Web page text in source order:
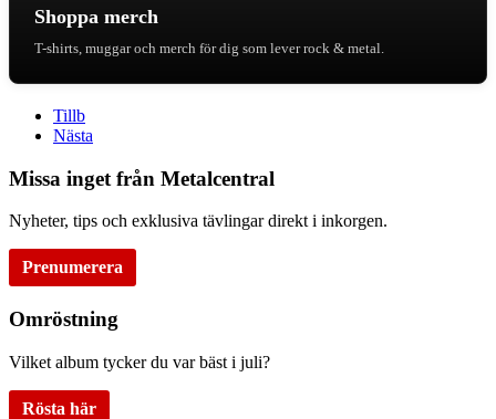
Shoppa merch
T-shirts, muggar och merch för dig som lever rock & metal.
Tillb
Nästa
Missa inget från Metalcentral
Nyheter, tips och exklusiva tävlingar direkt i inkorgen.
Prenumerera
Omröstning
Vilket album tycker du var bäst i juli?
Rösta här